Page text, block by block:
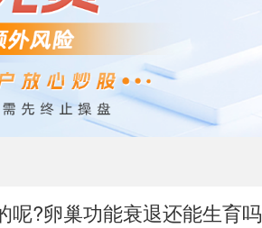
呢?卵巢功能衰退还能生育吗